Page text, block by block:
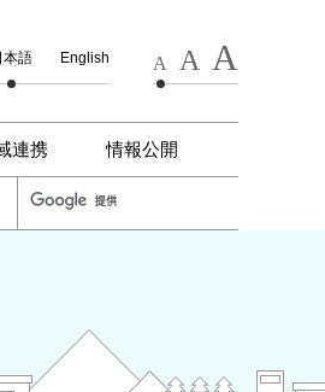
本語 English A A A
連携 情報公開